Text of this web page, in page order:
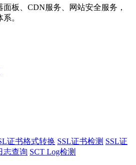
板、CDN服务、网站安全服务，
。
证书格式转换 SSL证书检测 SSL证
志查询 SCT Log检测